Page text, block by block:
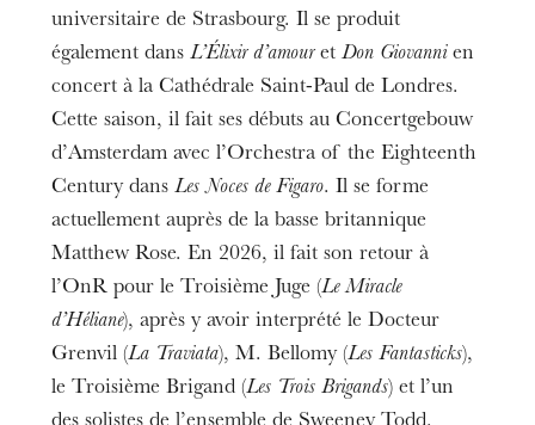
universitaire de Strasbourg. Il se produit
également dansL’Élixir d’amouretDon Giovanni en
concert à la Cathédrale Saint-Paul de Londres.
Cette saison, il fait ses débuts au Concertgebouw
d’Amsterdam avec l’Orchestra of the Eighteenth
Century dansLes Noces de Figaro. Il se forme
actuellement auprès de la basse britannique
Matthew Rose. En 2026, il fait son retour à
l’OnR pour le Troisième Juge (Le Miracle
d’Héliane), après y avoir interprété le Docteur
Grenvil (La Traviata), M. Bellomy (Les Fantasticks),
le Troisième Brigand (Les Trois Brigands) et l’un